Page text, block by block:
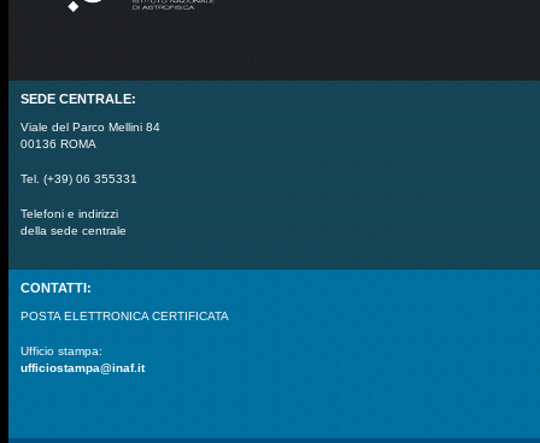
SEDE CENTRALE:
Viale del Parco Mellini 84
00136 ROMA
Tel. (+39) 06 355331
Telefoni e indirizzi
della sede centrale
CONTATTI:
POSTA ELETTRONICA CERTIFICATA
Ufficio stampa:
ufficiostampa@inaf.it